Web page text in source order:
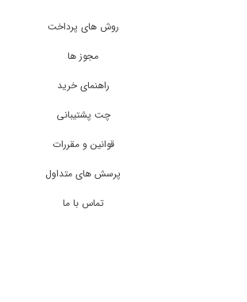
روش های پرداخت
مجوز ها
راهنمای خرید
چت پشتیبانی
قوانین و مقررات
پرسش های متداول
تماس با ما